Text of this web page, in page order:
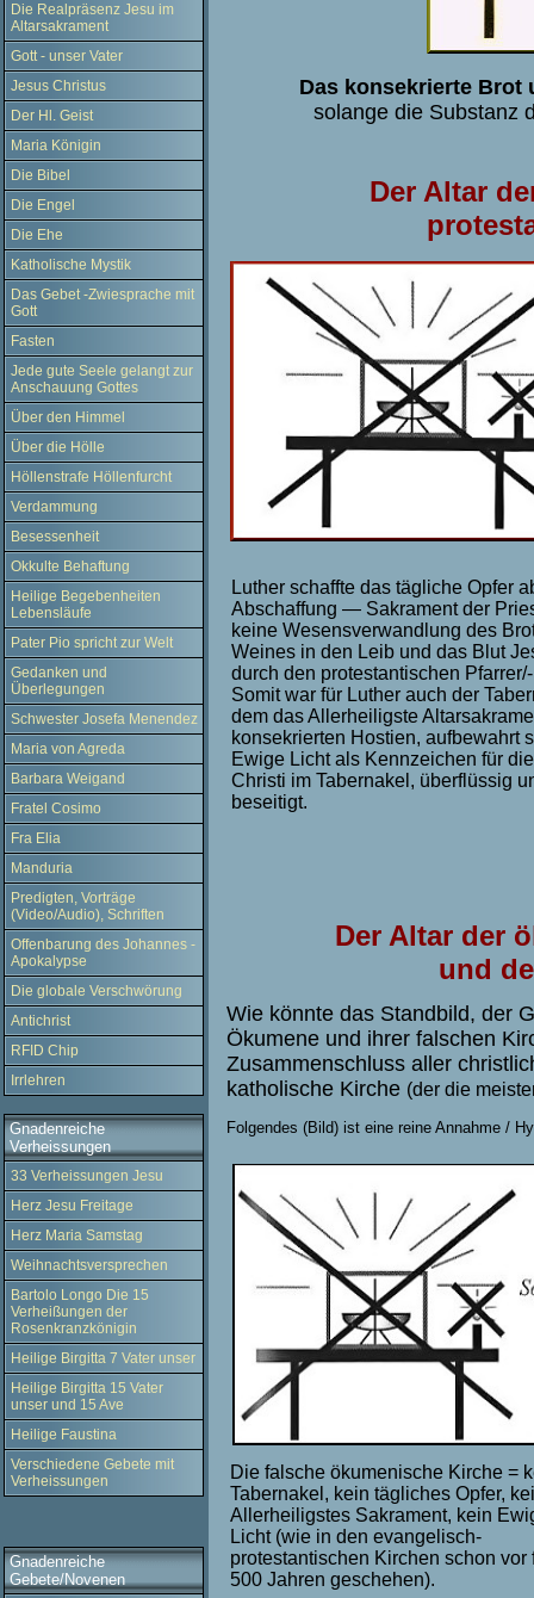
Die Realpräsenz Jesu im
Altarsakrament
Gott - unser Vater
Jesus Christus
Der Hl. Geist
Maria Königin
Die Bibel
Die Engel
Die Ehe
Katholische Mystik
Das Gebet -Zwiesprache mit
Gott
Fasten
Jede gute Seele gelangt zur
Anschauung Gottes
Über den Himmel
Über die Hölle
Höllenstrafe Höllenfurcht
Verdammung
Besessenheit
Okkulte Behaftung
Heilige Begebenheiten
Lebensläufe
Pater Pio spricht zur Welt
Gedanken und
Überlegungen
Schwester Josefa Menendez
Maria von Agreda
Barbara Weigand
Fratel Cosimo
Fra Elia
Manduria
Predigten, Vorträge
(Video/Audio), Schriften
Offenbarung des Johannes -
Apokalypse
Die globale Verschwörung
Antichrist
RFID Chip
Irrlehren
Gnadenreiche
Verheissungen
33 Verheissungen Jesu
Herz Jesu Freitage
Herz Maria Samstag
Weihnachtsversprechen
Bartolo Longo Die 15
Verheißungen der
Rosenkranzkönigin
Heilige Birgitta 7 Vater unser
Heilige Birgitta 15 Vater
unser und 15 Ave
Heilige Faustina
Verschiedene Gebete mit
Verheissungen
Gnadenreiche
Gebete/Novenen
Das konsekrierte Brot
solange die Substanz
Der Altar
Luther schaffte das tägliche Opfer
Abschaffung — Sakrament der
keine Wesensverwandlung des
Weines in den Leib und das Blut
durch den protestantischen
Somit war für Luther auch der
dem das Allerheiligste
konsekrierten Hostien, aufbewahrt
Ewige Licht als Kennzeichen für
Christi im Tabernakel, überflüssig
beseitigt.
Der Altar der
und
Wie könnte das Standbild, der
Ökumene und ihrer falschen
Zusammenschluss aller
katholische Kirche (der die
Folgendes (Bild) ist eine reine Annahme / H
Die falsche ökumenische Kirche =
Tabernakel, kein tägliches Opfer,
Allerheiligstes Sakrament, kein
Licht (wie in den evangelisch-
protestantischen Kirchen schon vor
500 Jahren geschehen).